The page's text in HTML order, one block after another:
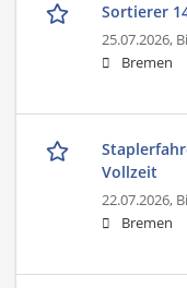
Sortierer
25.07.2026,
Bremen
Vollzeit
22.07.2026,
Bremen